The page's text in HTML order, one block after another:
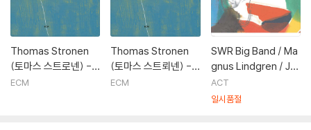
Thomas Stronen
(토마스 스트로넨) - R
elations [LP]
ECM
Thomas Stronen
(토마스 스트뢰넨) - R
elations
ECM
SWR Big Band / Ma
gnus Lindgren / Jo
hn Beasley (SWR
빅 밴드, 마그누스 린
ACT
일시품절